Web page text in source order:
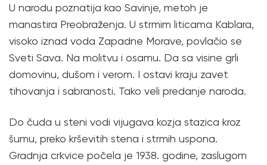
U narodu poznatija kao Savinje, metoh je
manastira Preobraženja. U strmim liticama Kablara,
visoko iznad voda Zapadne Morave, povlačio se
Sveti Sava. Na molitvu i osamu. Da sa visine grli
domovinu, dušom i verom. I ostavi kraju zavet
tihovanja i sabranosti. Tako veli predanje naroda.
Do čuda u steni vodi vijugava kozja stazica kroz
šumu, preko krševitih stena i strmih uspona.
Gradnja crkvice počela je 1938. godine, zaslugom